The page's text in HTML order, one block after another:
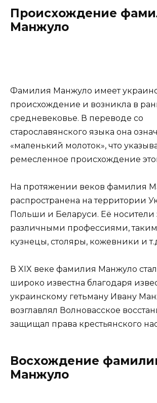
Происхождение
Манжуло
Фамилия Манжуло имеет
происхождение и возникла в
средневековье. В переводе со
старославянского языка она
«маленький молоток», что
ремесленное происхождение
На протяжении веков фамилия
распространена на территории
Польши и Беларуси. Её носители
различными профессиями,
кузнецы, столяры, кожевники и
В XIX веке фамилия Манжуло
широко известна благодаря
украинскому гетьману Ивану
возглавлял Волновасское
защищал права крестьянского
Восхождение
Манжуло